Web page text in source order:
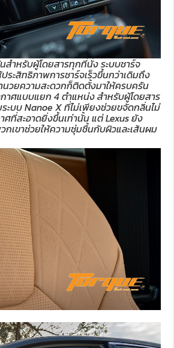
สำหรับผู้โดยสารทุกที่นั่ง ระบบชาร์จ
ระสิทธิภาพการชาร์จเร็วขึ้นกว่าเดิมถึง
วยความสะดวกก็ติดตั้งมาให้ครบครัน
าศแบบแยก 4 ตำแหน่ง สำหรับผู้โดยสาร
ะบบ Nanoe X ที่ไม่เพียงช่วยขจัดกลิ่นไม่
ศที่สะอาดยิ่งขึ้นเท่านั้น แต่ Lexus ยัง
กเขาช่วยให้ความชุ่มชื้นกับผิวและเส้นผม